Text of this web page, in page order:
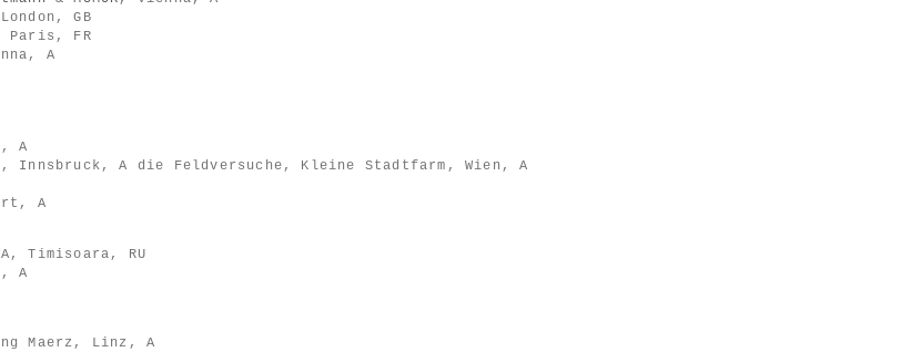
GB
Paris, FR
A
A
A die Feldversuche, Kleine Stadtfarm, Wien, A
A
Timisoara, RU
A
Maerz, Linz, A